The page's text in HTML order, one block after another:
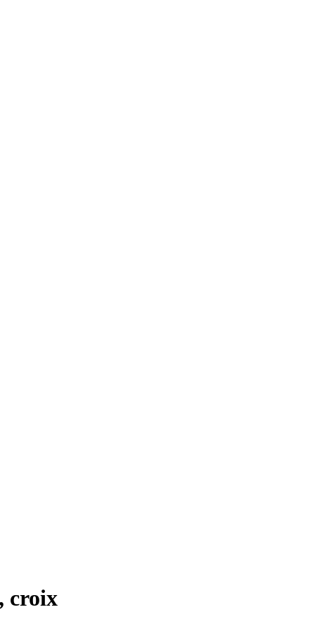
croix